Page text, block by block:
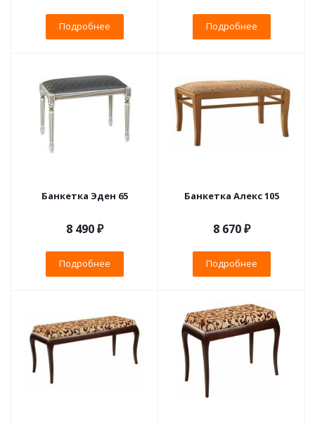
Подробнее Подробнее
Банкетка Эден 65
8 490 ₽
Подробнее
Банкетка Алекс 105
8 670 ₽
Подробнее